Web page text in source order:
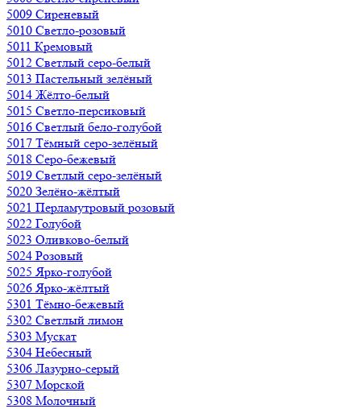
5009 Сиреневый
5010 Светло-розовый
5011 Кремовый
5012 Светлый серо-белый
5013 Пастельный зелёный
5014 Жёлто-белый
5015 Светло-персиковый
5016 Светлый бело-голубой
5017 Тёмный серо-зелёный
5018 Серо-бежевый
5019 Светлый серо-зелёный
5020 Зелёно-жёлтый
5021 Перламутровый розовый
5022 Голубой
5023 Оливково-белый
5024 Розовый
5025 Ярко-голубой
5026 Ярко-жёлтый
5301 Тёмно-бежевый
5302 Светлый лимон
5303 Мускат
5304 Небесный
5306 Лазурно-серый
5307 Морской
5308 Молочный